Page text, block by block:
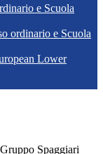
e Scuola
ordinario e Scuola
Lower
Spaggiari